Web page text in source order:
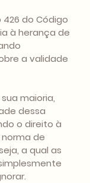
do Código
à herança de
a validade
maioria,
dessa
o direito à
de
a qual as